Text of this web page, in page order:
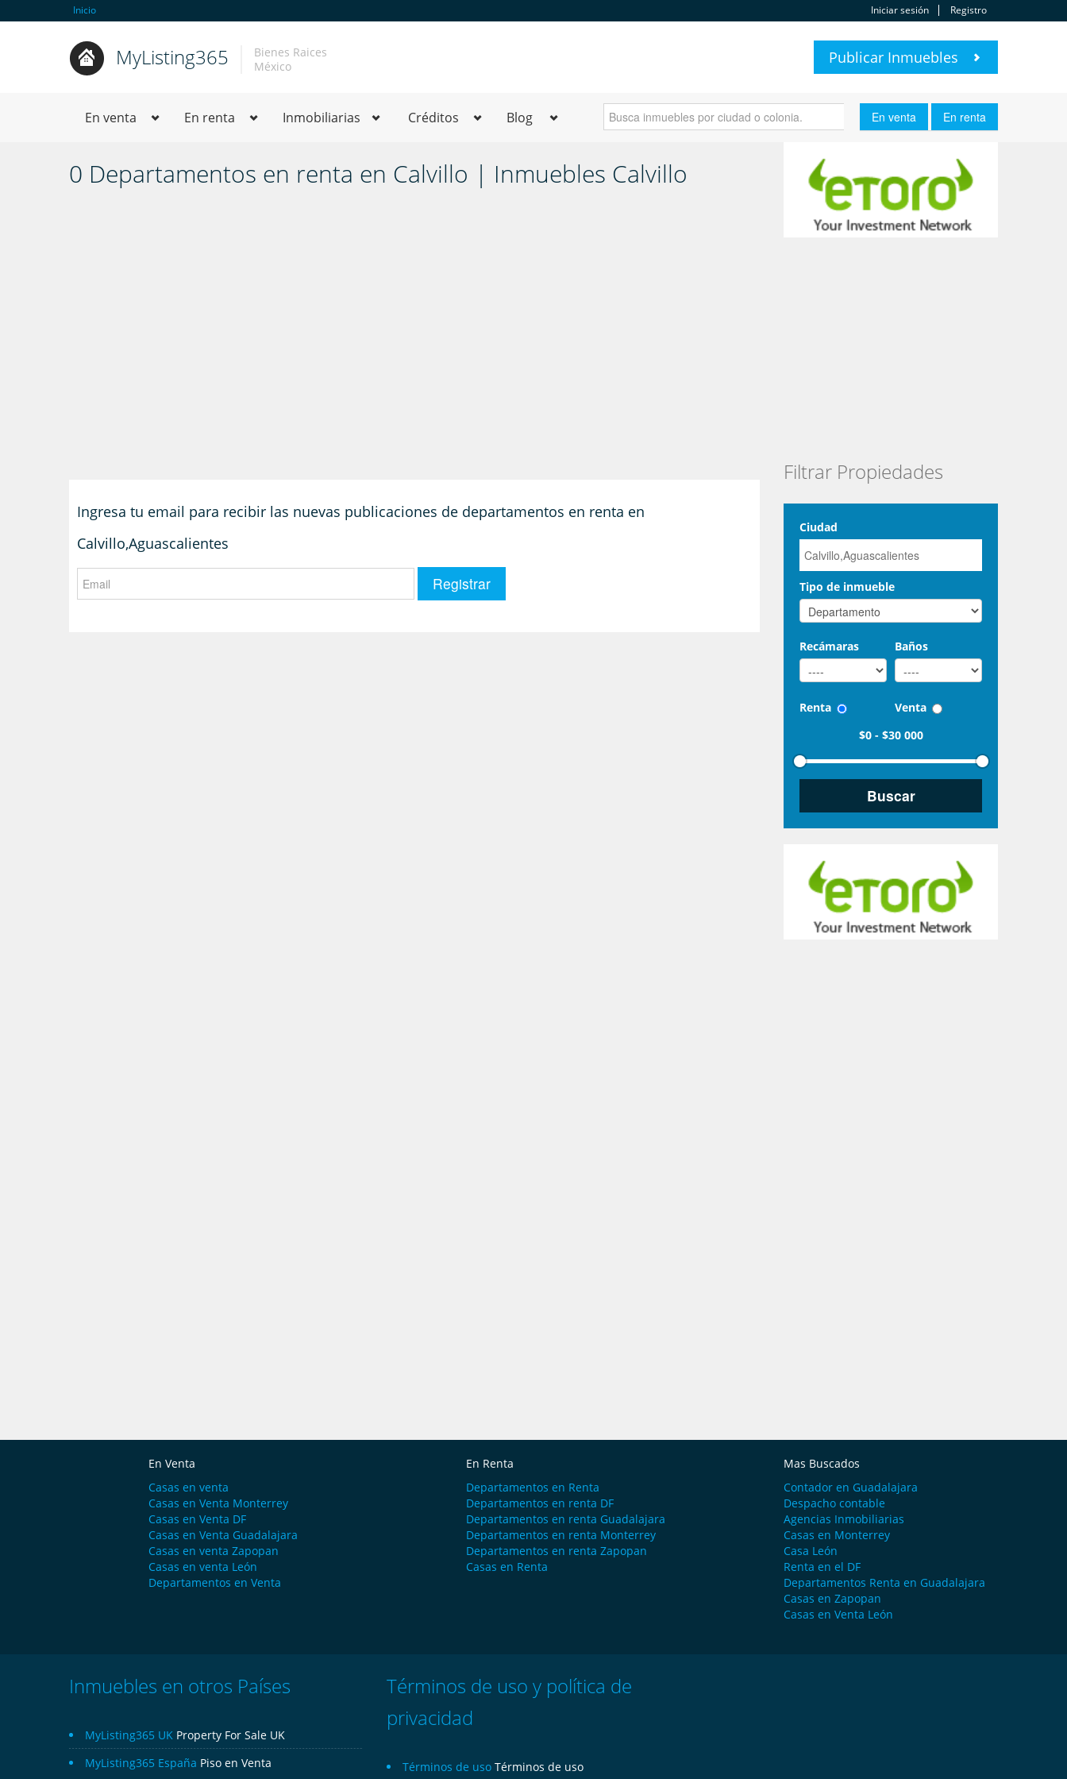
Inicio Iniciar sesión Registro
MyListing365
Bienes Raices
México
Publicar Inmuebles
En venta En renta Inmobiliarias Créditos Blog
0 Departamentos en renta en Calvillo | Inmuebles Calvillo
Ingresa tu email para recibir las nuevas publicaciones de departamentos en renta en
Calvillo,Aguascalientes
Filtrar Propiedades
Ciudad
Tipo de inmueble
Recámaras Baños
Renta
Venta
$0- $30 000
En Venta
Casas en venta
Casas en Venta Monterrey
Casas en Venta DF
Casas en Venta Guadalajara
Casas en venta Zapopan
Casas en venta León
Departamentos en Venta
En Renta
Departamentos en Renta
Departamentos en renta DF
Departamentos en renta Guadalajara
Departamentos en renta Monterrey
Departamentos en renta Zapopan
Casas en Renta
Mas Buscados
Contador en Guadalajara
Despacho contable
Agencias Inmobiliarias
Casas en Monterrey
Casa León
Renta en el DF
Departamentos Renta en Guadalajara
Casas en Zapopan
Casas en Venta León
Inmuebles en otros Países
MyListing365 UK Property For Sale UK
MyListing365 España Piso en Venta
Términos de uso y política de
privacidad
Términos de uso Términos de uso